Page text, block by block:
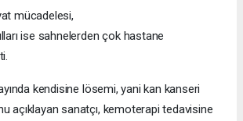
mücadelesi,
ise sahnelerden çok hastane
ayında kendisine lösemi, yani kan kanseri
açıklayan sanatçı, kemoterapi tedavisine